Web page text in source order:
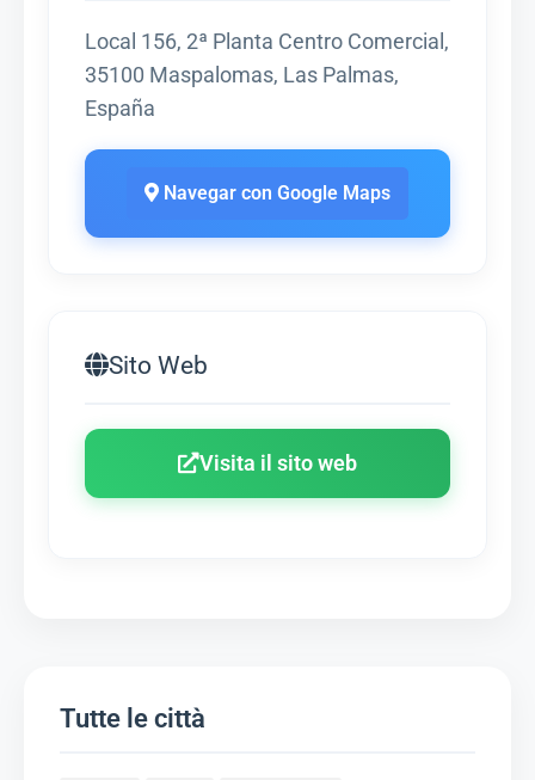
Local 156, 2ª Planta Centro Comercial,
35100 Maspalomas, Las Palmas,
España
Navegar con Google Maps
Sito Web
Visita il sito web
Tutte le città